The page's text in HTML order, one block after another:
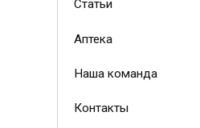
Статьи
Аптека
Наша команда
Контакты